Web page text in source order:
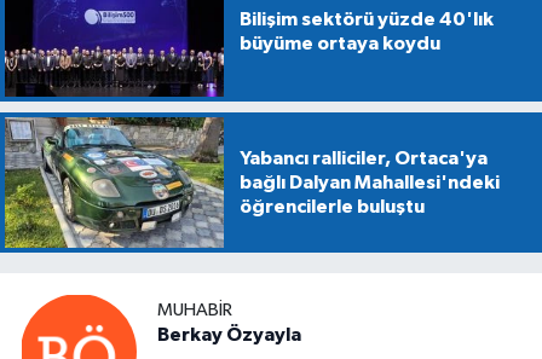
Bilişim sektörü yüzde 40'lık
büyüme ortaya koydu
Yabancı ralliciler, Ortaca'ya
bağlı Dalyan Mahallesi'ndeki
öğrencilerle buluştu
MUHABIR
Berkay Özyayla